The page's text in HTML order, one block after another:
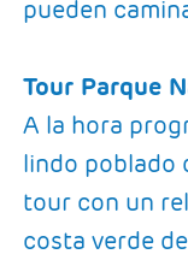
pueden
Tour Parque
A la hora
lindo poblado
tour con un
costa verde